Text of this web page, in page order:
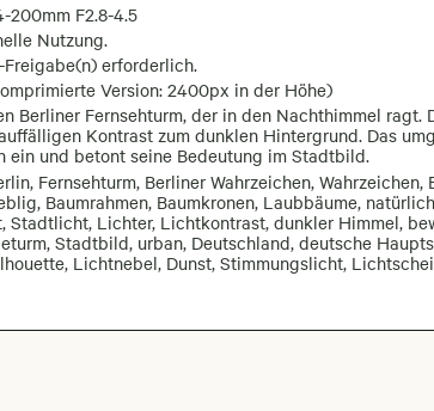
200mm F2.8-4.5
Nutzung.
erforderlich.
Version: 2400px in der Höhe)
Berliner Fernsehturm, der in den Nachthimmel ragt.
Kontrast zum dunklen Hintergrund. Das
und betont seine Bedeutung im Stadtbild.
Fernsehturm, Berliner Wahrzeichen, Wahrzeichen,
Baumrahmen, Baumkronen, Laubbäume,
Lichter, Lichtkontrast, dunkler Himmel,
Stadtbild, urban, Deutschland, deutsche
Lichtnebel, Dunst, Stimmungslicht,